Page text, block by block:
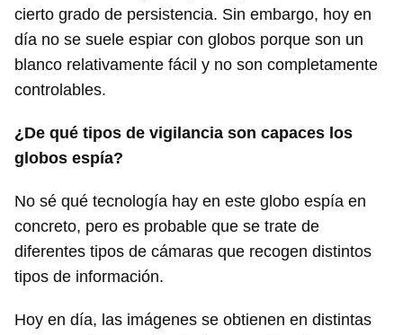
cierto grado de persistencia. Sin embargo, hoy en
día no se suele espiar con globos porque son un
blanco relativamente fácil y no son completamente
controlables.
¿De qué tipos de vigilancia son capaces los
globos espía?
No sé qué tecnología hay en este globo espía en
concreto, pero es probable que se trate de
diferentes tipos de cámaras que recogen distintos
tipos de información.
Hoy en día, las imágenes se obtienen en distintas